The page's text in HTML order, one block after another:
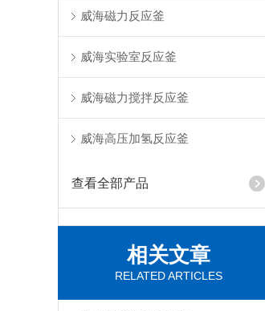
威海磁力反应釜
威海实验室反应釜
威海磁力搅拌反应釜
威海高压加氢反应釜
查看全部产品
相关文章
RELATED ARTICLES